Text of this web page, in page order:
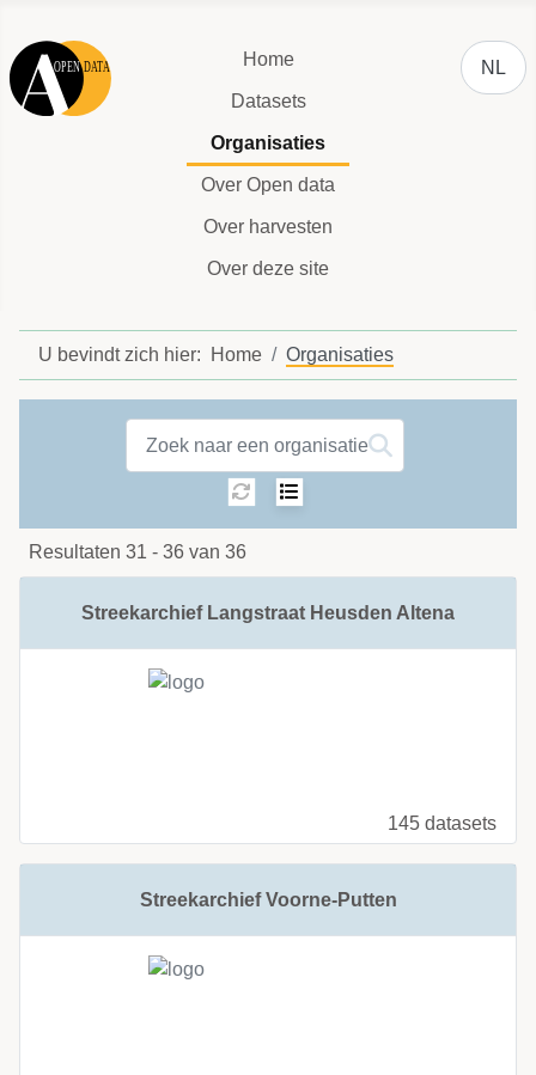
Home
Datasets
Organisaties
Over Open data
Over harvesten
Over deze site
NL
U bevindt zich hier: Home Organisaties
Organisations label
Sortering: Selecteer het aantal
Resultaten 31 - 36 van 36
Streekarchief Langstraat Heusden Altena
145 datasets
Streekarchief Voorne-Putten